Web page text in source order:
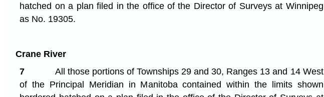
hatched on a plan filed in the office of the Director of Surveys at Winnipeg
as No. 19305.
Crane River
7
All those portions of Townships 29 and 30, Ranges 13 and 14 West
of the Principal Meridian in Manitoba contained within the limits shown